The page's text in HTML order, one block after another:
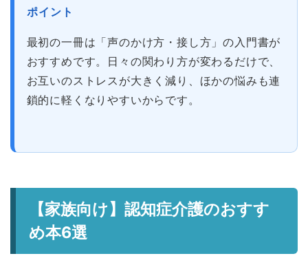
ポイント
最初の一冊は「声のかけ方・接し方」の入門書が
おすすめです。日々の関わり方が変わるだけで、
お互いのストレスが大きく減り、ほかの悩みも連
鎖的に軽くなりやすいからです。
【家族向け】認知症介護のおすす
め本6選